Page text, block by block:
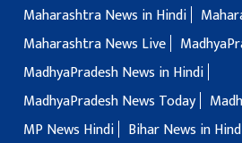
Maharashtra News in Hindi
Maharashtra News Live
MadhyaPradesh News in Hindi
MadhyaPradesh News Today
MP News Hindi
Bihar News in